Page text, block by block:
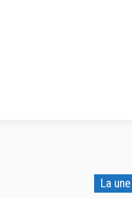
La une